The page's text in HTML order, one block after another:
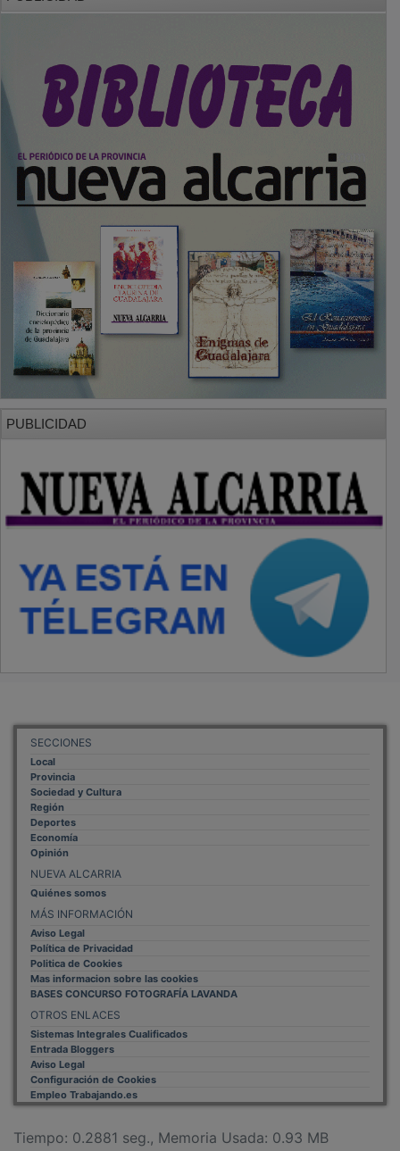
SECCIONES
Local
Provincia
Sociedad y Cultura
Región
Deportes
Economía
Opinión
NUEVA ALCARRIA
Quiénes somos
MÁS INFORMACIÓN
Aviso Legal
Política de Privacidad
Politica de Cookies
Mas informacion sobre las cookies
BASES CONCURSO FOTOGRAFÍA LAVANDA
OTROS ENLACES
Sistemas Integrales Cualificados
Entrada Bloggers
Aviso Legal
Configuración de Cookies
Empleo Trabajando.es